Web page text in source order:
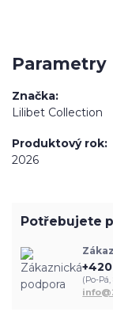
Parametry
Značka
Lilibet Collection
Produktový rok
2026
Potřebujete
(Po-Pá,